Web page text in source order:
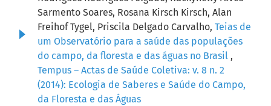
Sarmento Soares, Rosana Kirsch Kirsch, Alan
Freihof Tygel, Priscila Delgado Carvalho, Teias de
um Observatório para a saúde das populações
do campo, da floresta e das águas no Brasil ,
Tempus – Actas de Saúde Coletiva: v. 8 n. 2
(2014): Ecologia de Saberes e Saúde do Campo,
da Floresta e das Águas